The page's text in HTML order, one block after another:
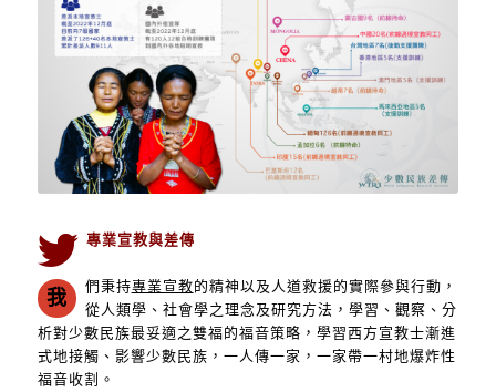
專業宣教與差傳
我
們秉持專業宣教的精神以及人道救援的實際參與行動，
從人類學、社會學之理念及研究方法，學習、觀察、分
析對少數民族最妥適之雙福的福音策略，學習西方宣教士漸進
式地接觸、影響少數民族，一人傳一家，一家帶一村地爆炸性
福音收割。